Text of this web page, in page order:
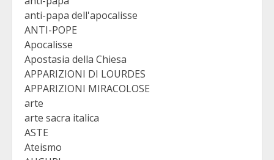
anti-papa dell'apocalisse
ANTI-POPE
Apocalisse
Apostasia della Chiesa
APPARIZIONI DI LOURDES
APPARIZIONI MIRACOLOSE
arte
arte sacra italica
ASTE
Ateismo